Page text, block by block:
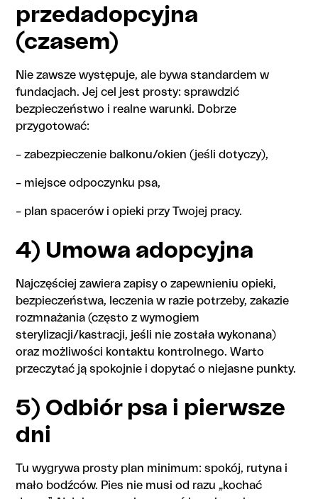
przedadopcyjna
(czasem)
Nie zawsze występuje, ale bywa standardem w
fundacjach. Jej cel jest prosty: sprawdzić
bezpieczeństwo i realne warunki. Dobrze
przygotować:
– zabezpieczenie balkonu/okien (jeśli dotyczy),
– miejsce odpoczynku psa,
– plan spacerów i opieki przy Twojej pracy.
4) Umowa adopcyjna
Najczęściej zawiera zapisy o zapewnieniu opieki,
bezpieczeństwa, leczenia w razie potrzeby, zakazie
rozmnażania (często z wymogiem
sterylizacji/kastracji, jeśli nie została wykonana)
oraz możliwości kontaktu kontrolnego. Warto
przeczytać ją spokojnie i dopytać o niejasne punkty.
5) Odbiór psa i pierwsze
dni
Tu wygrywa prosty plan minimum: spokój, rutyna i
mało bodźców. Pies nie musi od razu „kochać